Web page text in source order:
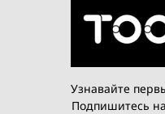
Они могут иметь разные
шестигранные, торцевые,
Головки торцевые
Узнавайте
Подпишитесь